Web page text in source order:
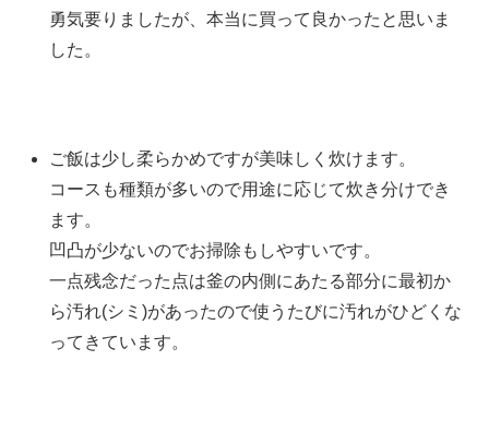
勇気要りましたが、本当に買って良かったと思いま
した。
ご飯は少し柔らかめですが美味しく炊けます。
コースも種類が多いので用途に応じて炊き分けでき
ます。
凹凸が少ないのでお掃除もしやすいです。
一点残念だった点は釜の内側にあたる部分に最初か
ら汚れ(シミ)があったので使うたびに汚れがひどくな
ってきています。